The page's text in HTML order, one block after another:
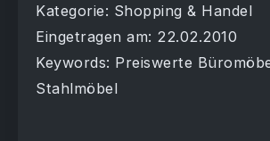
Kategorie: Shopping & Handel
Eingetragen am: 22.02.2010
Keywords: Preiswerte
Stahlmöbel